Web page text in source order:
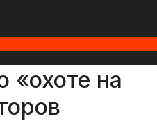
«охоте на